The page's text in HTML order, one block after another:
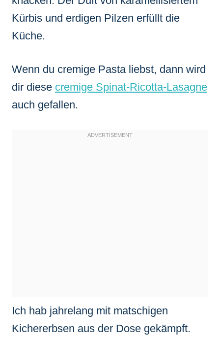
Kürbis und erdigen Pilzen erfüllt die
Küche.
Wenn du cremige Pasta liebst, dann wird
dir diese cremige Spinat-Ricotta-Lasagne
auch gefallen.
Ich hab jahrelang mit matschigen
Kichererbsen aus der Dose gekämpft.